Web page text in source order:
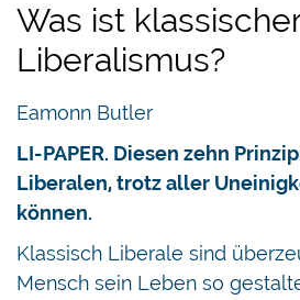
Was ist
Liberalismus?
Eamonn Butler
LI-PAPER. Diesen zehn
Liberalen, trotz aller
können.
Klassisch Liberale sind
Mensch sein Leben so